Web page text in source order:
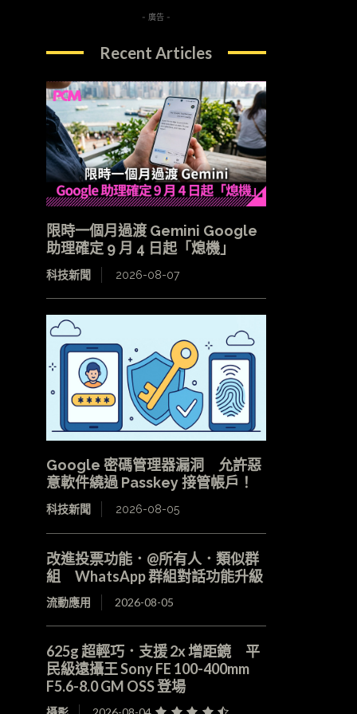
- 廣告 -
Recent Articles
限時一個月過渡 Gemini Google
助理確定 9 月 4 日起「熄機」
科技新聞 2026-08-07
Google 密碼管理器漏洞 允許惡
意軟件繞過 Passkey 接管帳戶！
科技新聞 2026-08-05
改進投票功能．@所有人．類似群
組 WhatsApp 群組對話功能升級
流動應用 2026-08-05
625g 超輕巧．支援 2x 增距鏡 平
民級遠攝王 Sony FE 100-400mm
F5.6-8.0 GM OSS 登場